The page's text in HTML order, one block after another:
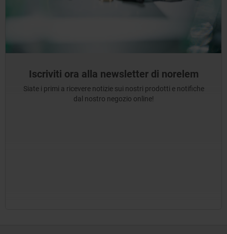
Iscriviti ora alla newsletter di norelem
Siate i primi a ricevere notizie sui nostri prodotti e notifiche
dal nostro negozio online!